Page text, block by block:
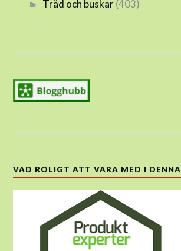
Träd och buskar(403)
VAD ROLIGT ATT VARA MED I